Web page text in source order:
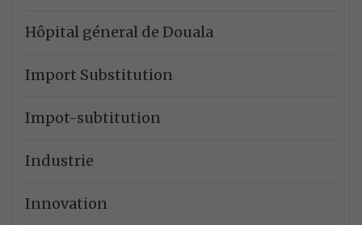
Hôpital géneral de Douala
Import Substitution
Impot-subtitution
Industrie
Innovation